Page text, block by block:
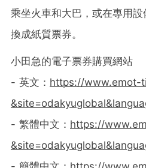
乘坐火車和大巴，或在專用
換成紙質票券。
小田急的電子票券購買網站
- 英文： https://www.emot-
- 繁體中文： https://